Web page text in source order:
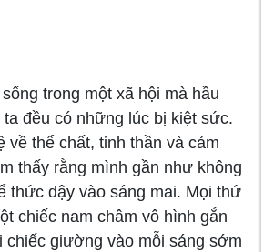
trong một xã hội mà hầu
đều có những lúc bị kiệt sức.
về thể chất, tinh thần và cảm
thấy rằng mình gần như không
thức dậy vào sáng mai. Mọi thứ
chiếc nam châm vô hình gắn
chiếc giường vào mỗi sáng sớm